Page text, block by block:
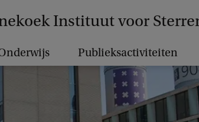
Instituut voor
Publieksactiviteiten